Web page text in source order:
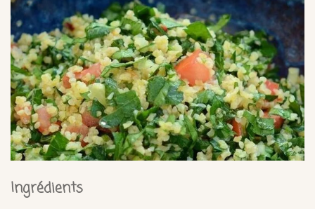
Ingrédients